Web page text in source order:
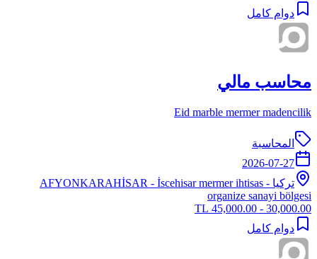
دوام كامل
محاسب مالي
Eid marble mermer madencilik
المحاسبة
2026-07-27
تركيا -
AFYONKARAHİSAR - İscehisar mermer ihtisas
organize sanayi bölgesi
30,000.00 - 45,000.00 TL
دوام كامل